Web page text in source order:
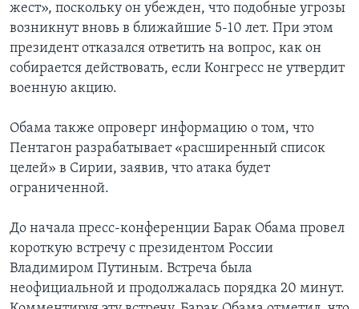
жест», поскольку он убежден, что подобные угрозы
возникнут вновь в ближайшие 5-10 лет. При этом
президент отказался ответить на вопрос, как он
собирается действовать, если Конгресс не утвердит
военную акцию.
Обама также опроверг информацию о том, что
Пентагон разрабатывает «расширенный список
целей» в Сирии, заявив, что атака будет
ограниченной.
До начала пресс-конференции Барак Обама провел
короткую встречу с президентом России
Владимиром Путиным. Встреча была
неофициальной и продолжалась порядка 20 минут.